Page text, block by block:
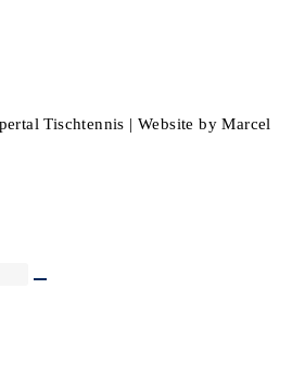
Tischtennis | Website by Marcel